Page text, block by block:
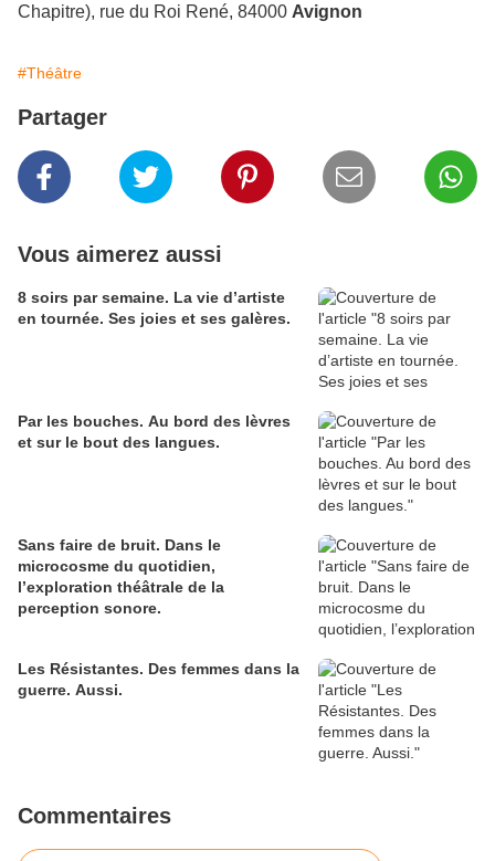
Chapitre), rue du Roi René, 84000 Avignon
#Théâtre
Partager
Vous aimerez aussi
8 soirs par semaine. La vie d’artiste
en tournée. Ses joies et ses galères.
Par les bouches. Au bord des lèvres
et sur le bout des langues.
Sans faire de bruit. Dans le
microcosme du quotidien,
l’exploration théâtrale de la
perception sonore.
Les Résistantes. Des femmes dans la
guerre. Aussi.
Commentaires